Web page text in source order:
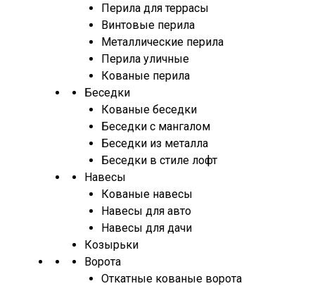
Перила для террасы
Винтовые перила
Металлические перила
Перила уличные
Кованые перила
Беседки
Кованые беседки
Беседки с мангалом
Беседки из металла
Беседки в стиле лофт
Навесы
Кованые навесы
Навесы для авто
Навесы для дачи
Козырьки
Ворота
Откатные кованые ворота